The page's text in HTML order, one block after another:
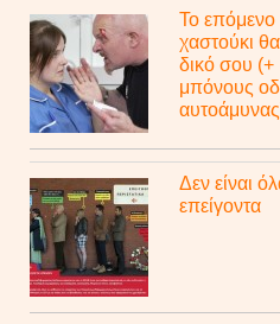
Το επόμενο
χαστούκι θα
δικό σου (+
μπόνους
Δεν είναι
επείγοντα